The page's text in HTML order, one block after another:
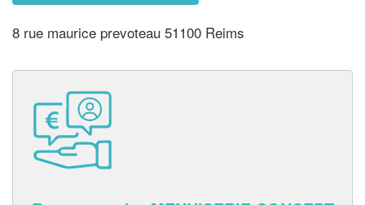
8 rue maurice prevoteau 51100 Reims